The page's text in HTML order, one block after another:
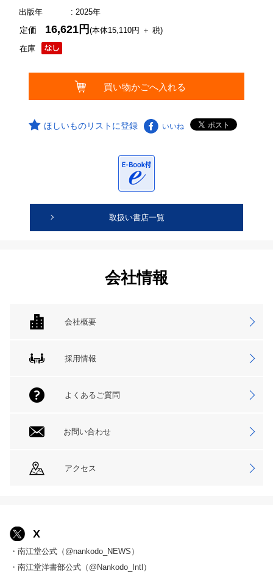
出版年
: 2025年
在庫
定価 16,621円(本体15,110円 ＋ 税)
ほしいものリストに登録 いいね
取扱い書店一覧
会社情報
会社概要
採用情報
よくあるご質問
お問い合わせ
アクセス
X
・南江堂公式（@nankodo_NEWS）
・南江堂洋書部公式（@Nankodo_Intl）